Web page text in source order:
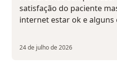
satisfação do paciente
internet estar ok e
24 de julho de 2026